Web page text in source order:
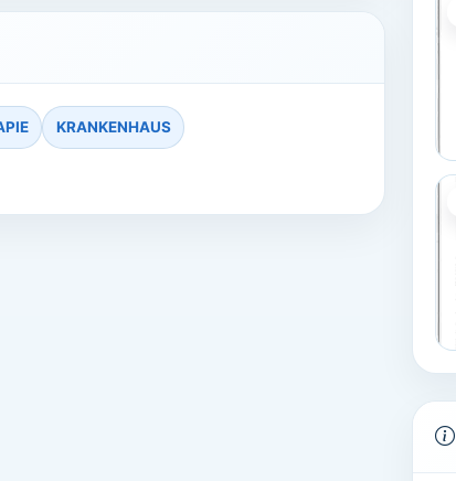
KRANKENHAUS